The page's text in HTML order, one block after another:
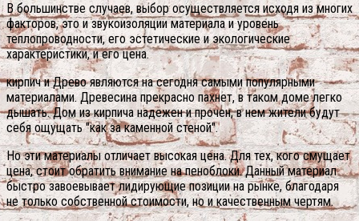
В большинстве случаев, выбор осуществляется исходя из многих
факторов, это и звукоизоляции материала и уровень
теплопроводности, его эстетические и экологические
характеристики, и его цена.
кирпич и Древо являются на сегодня самыми популярными
материалами. Древесина прекрасно пахнет, в таком доме легко
дышать. Дом из кирпича надежен и прочен, в нем жители будут
себя ощущать "как за каменной стеной".
Но эти материалы отличает высокая цена. Для тех, кого смущает
цена, стоит обратить внимание на пеноблоки. Данный материал
быстро завоевывает лидирующие позиции на рынке, благодаря
не только собственной стоимости, но и качественным чертям.